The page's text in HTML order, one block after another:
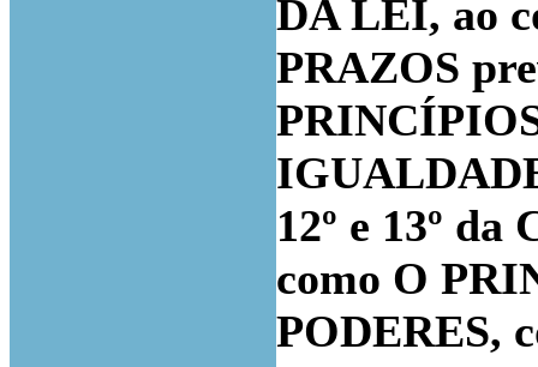
DA LEI, ao
PRAZOS
12º e 13º da
como O
PODERES,